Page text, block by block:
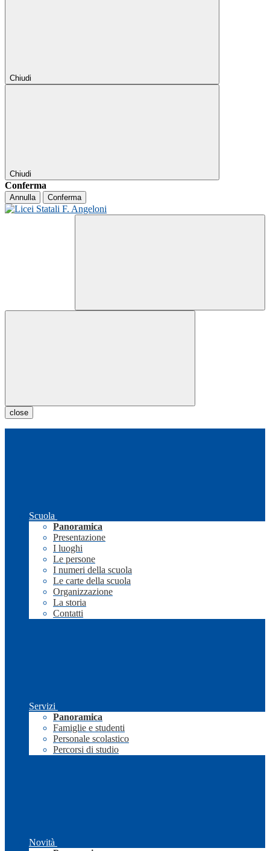
Chiudi
Chiudi
Conferma
Annulla Conferma
close
Scuola
Panoramica
Presentazione
I luoghi
Le persone
I numeri della scuola
Le carte della scuola
Organizzazione
La storia
Contatti
Servizi
Panoramica
Famiglie e studenti
Personale scolastico
Percorsi di studio
Novità